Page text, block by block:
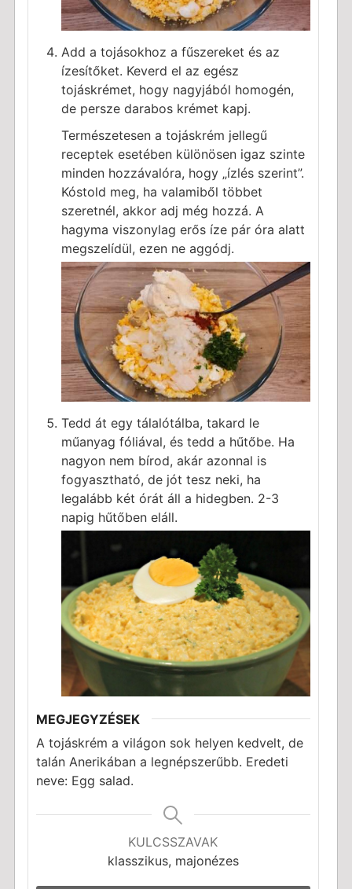
Add a tojásokhoz a fűszereket és az
ízesítőket. Keverd el az egész
tojáskrémet, hogy nagyjából homogén,
de persze darabos krémet kapj.
Természetesen a tojáskrém jellegű
receptek esetében különösen igaz szinte
minden hozzávalóra, hogy „ízlés szerint”.
Kóstold meg, ha valamiből többet
szeretnél, akkor adj még hozzá. A
hagyma viszonylag erős íze pár óra alatt
megszelídül, ezen ne aggódj.
Tedd át egy tálalótálba, takard le
műanyag fóliával, és tedd a hűtőbe. Ha
nagyon nem bírod, akár azonnal is
fogyasztható, de jót tesz neki, ha
legalább két órát áll a hidegben. 2-3
napig hűtőben eláll.
MEGJEGYZÉSEK
A tojáskrém a világon sok helyen kedvelt, de
talán Anerikában a legnépszerűbb. Eredeti
neve: Egg salad.
KULCSSZAVAK
klasszikus, majonézes